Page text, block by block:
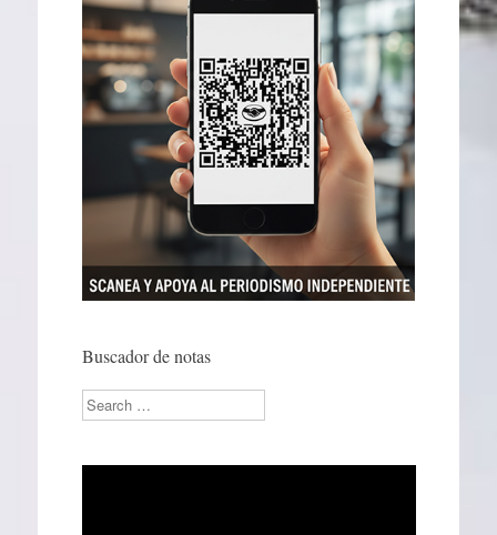
Buscador de notas
Search